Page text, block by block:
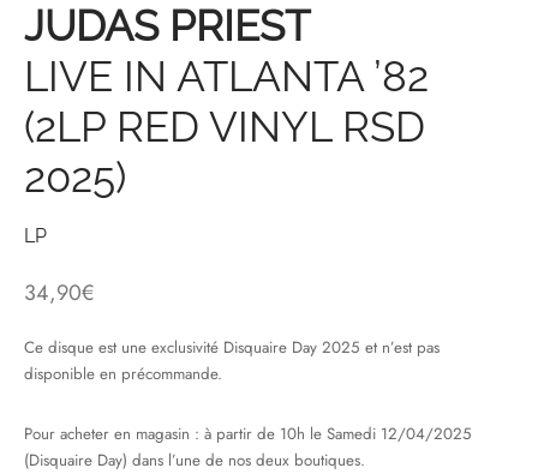
JUDAS PRIEST
LIVE IN ATLANTA ’82
(2LP RED VINYL RSD
2025)
LP
34,90€
Ce disque est une exclusivité Disquaire Day 2025 et n’est pas
disponible en précommande.
Pour acheter en magasin : à partir de 10h le Samedi 12/04/2025
(Disquaire Day) dans l’une de nos deux boutiques.
& RAP FRANCAIS
ROCK, STONER & HEAVY METAL
ELECTRONIQUES
HIP-HOP
DU MONDE